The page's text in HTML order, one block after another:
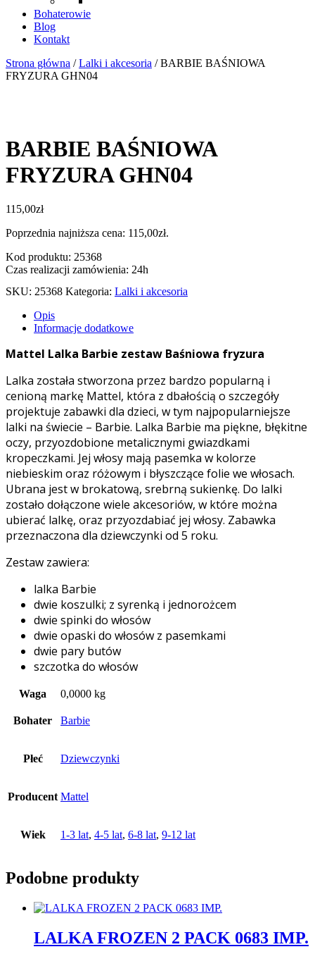
Bohaterowie
Blog
Kontakt
Strona główna /Lalki i akcesoria / BARBIE BAŚNIOWA
FRYZURA GHN04
BARBIE BAŚNIOWA
FRYZURA GHN04
115,00zł
Poprzednia najniższa cena: 115,00zł.
Kod produktu: 25368
Czas realizacji zamówienia: 24h
SKU: 25368 Kategoria: Lalki i akcesoria
Opis
Informacje dodatkowe
Mattel Lalka Barbie zestaw Baśniowa fryzura
Lalka została stworzona przez bardzo popularną i
cenioną markę Mattel, która z dbałością o szczegóły
projektuje zabawki dla dzieci, w tym najpopularniejsze
lalki na świecie – Barbie. Lalka Barbie ma piękne, błękitne
oczy, przyozdobione metalicznymi gwiazdkami
kropeczkami. Jej włosy mają pasemka w kolorze
niebieskim oraz różowym i błyszczące folie we włosach.
Ubrana jest w brokatową, srebrną sukienkę. Do lalki
zostało dołączone wiele akcesoriów, w które można
ubierać lalkę, oraz przyozdabiać jej włosy. Zabawka
przeznaczona dla dziewczynki od 5 roku.
Zestaw zawiera:
lalka Barbie
dwie koszulki; z syrenką i jednorożcem
dwie spinki do włosów
dwie opaski do włosów z pasemkami
dwie pary butów
szczotka do włosów
Waga 0,0000 kg
Bohater Barbie
Płeć Dziewczynki
Producent Mattel
Wiek 1-3 lat, 4-5 lat, 6-8 lat, 9-12 lat
Podobne produkty
LALKA FROZEN 2 PACK 0683 IMP.